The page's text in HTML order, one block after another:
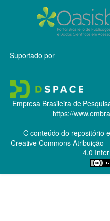
Suportado por
Empresa Brasileira de
https://
O conteúdo do repositório
Creative CommonsAtribuição -
4.0